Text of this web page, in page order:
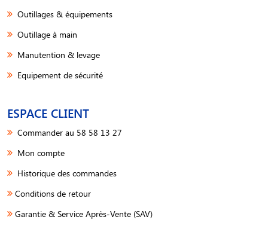
Outillages & équipements
Outillage à main
Manutention & levage
Equipement de sécurité
ESPACE CLIENT
Commander au 58 58 13 27
Mon compte
Historique des commandes
Conditions de retour
Garantie & Service Après-Vente (SAV)